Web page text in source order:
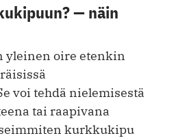
— näin
yleinen oire etenkin
voi tehdä nielemisestä
tai raapivana
kurkkukipu